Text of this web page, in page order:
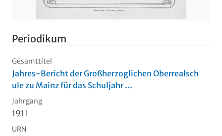
Periodikum
Gesamttitel
Jahres-Bericht der Großherzoglichen Oberrealsch
ule zu Mainz für das Schuljahr ...
Jahrgang
1911
URN